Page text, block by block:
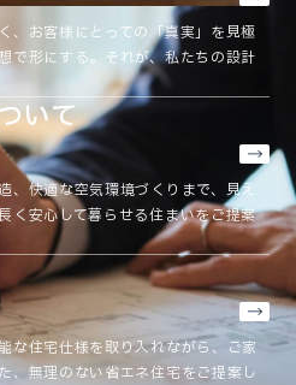
、お客様にとっての「真実」を見極
で形にする。それが、私たちの設計
いて
、快適な空気環境づくりまで、見え
く安心して暮らせる住まいをご提案
な住宅仕様を取り入れながら、ご家
、無理のない省エネ住宅をご提案し